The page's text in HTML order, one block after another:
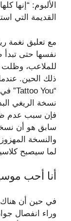
الألبوم: “إنها
القديمة التي
مع تعليق نغمة
نفسها حتى تبدأ
للملاعب،
ذلك الحين.
فإن سبب عدم
سابق هو أن
والنسخة
لما سيصبح
أنا أحب
في حين أن